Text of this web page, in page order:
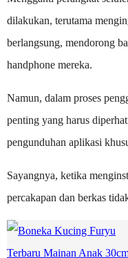
dilakukan, terutama
berlangsung, mendorong
handphone mereka.
Namun, dalam proses
penting yang harus
pengunduhan aplikasi
Sayangnya, ketika
percakapan dan berkas